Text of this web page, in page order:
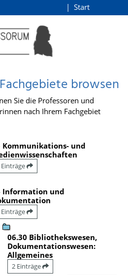
Start
browsen
Sie die Professoren und
nach Ihrem Fachgebiet
Kommunikations- und
Information und
06.30 Bibliothekswesen,
Dokumentationswesen:
Allgemeines
2 Einträge